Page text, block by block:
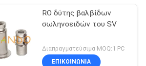
RO δύτης βαλβίδων
σωληνοειδών του SV
Διαπραγματεύσιμα MOQ:1 PC
ΕΠΙΚΟΙΝΩΝΙΑ